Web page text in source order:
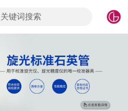
键词搜索
签到